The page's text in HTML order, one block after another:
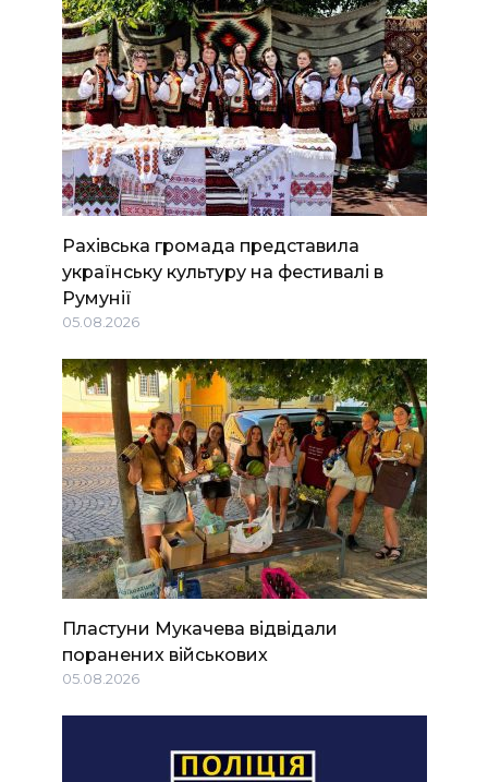
Рахівська громада представила
українську культуру на фестивалі в
Румунії
05.08.2026
Пластуни Мукачева відвідали
поранених військових
05.08.2026